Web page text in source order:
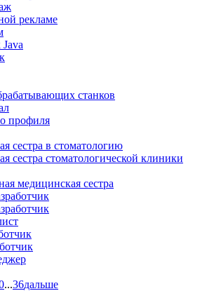
рекламе
станков
профиля
сестра в стоматологию
сестра стоматологической клиники
медицинская сестра
...36дальше